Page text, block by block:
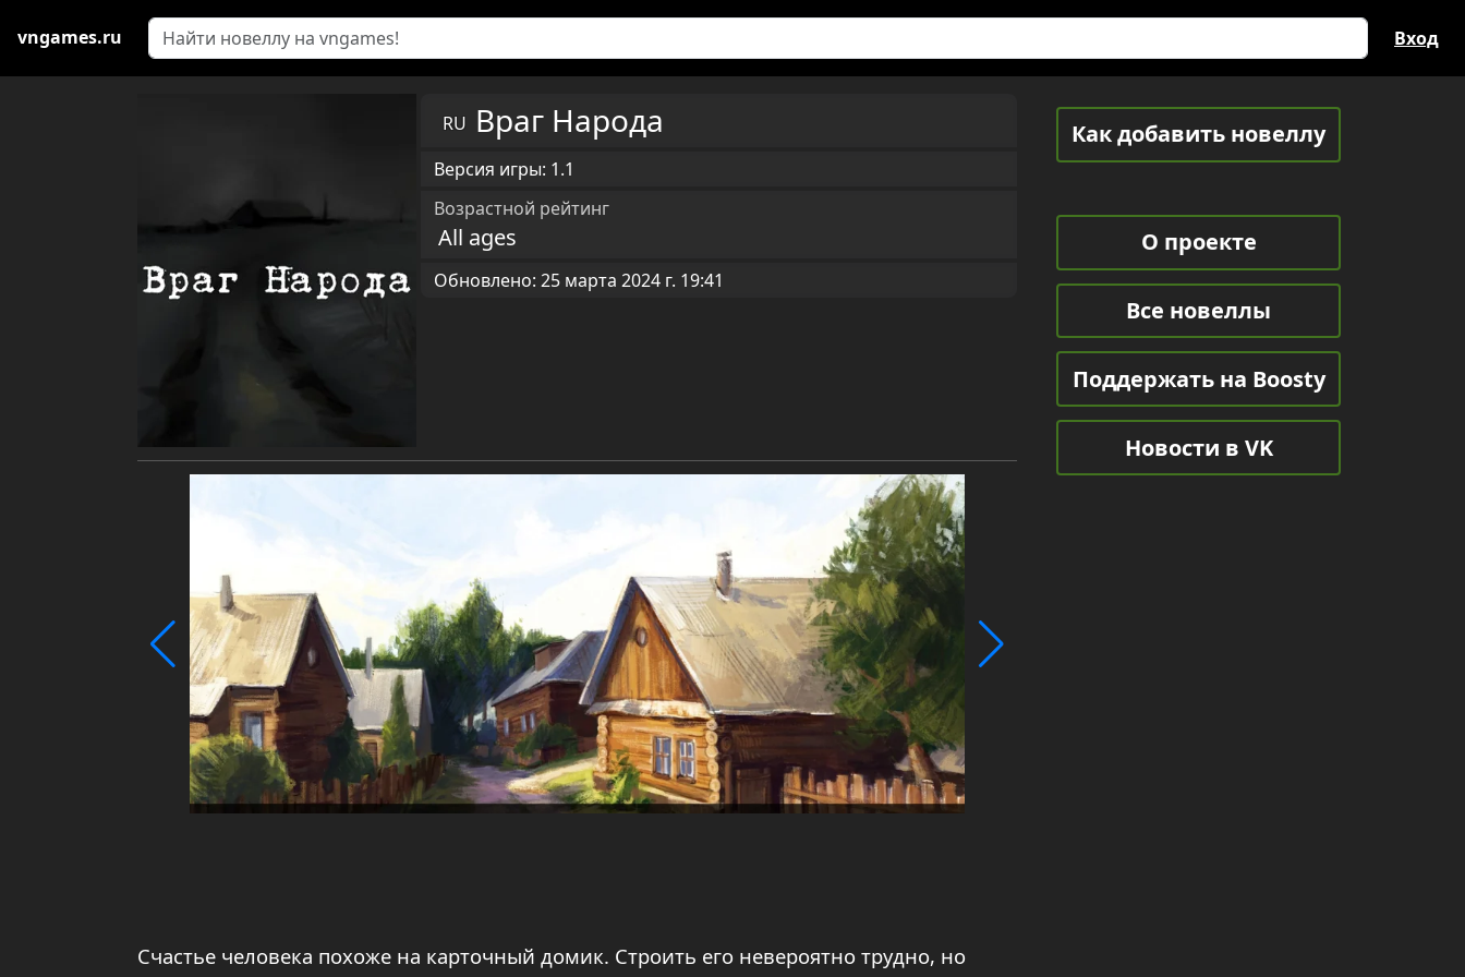
vngames.ru Вход
RU Враг Народа
Версия игры: 1.1
Возрастной рейтинг
All ages
Обновлено: 25 марта 2024 г. 19:41
Счастье человека похоже на карточный домик. Строить его невероятно трудно, но
Как добавить новеллу
О проекте
Все новеллы
Поддержать на Boosty
Новости в VK